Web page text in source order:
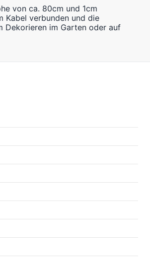
von ca. 80cm und 1cm
Kabel verbunden und die
Dekorieren im Garten oder auf